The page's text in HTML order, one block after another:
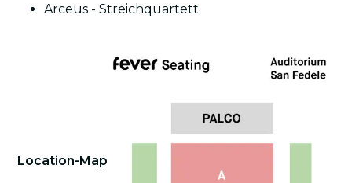
Arceus - Streichquartett
Location-Map